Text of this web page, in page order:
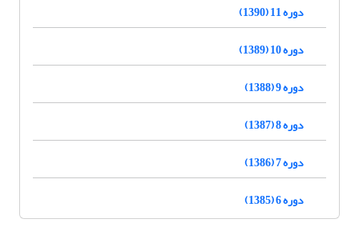
دوره 11 (1390)
دوره 10 (1389)
دوره 9 (1388)
دوره 8 (1387)
دوره 7 (1386)
دوره 6 (1385)